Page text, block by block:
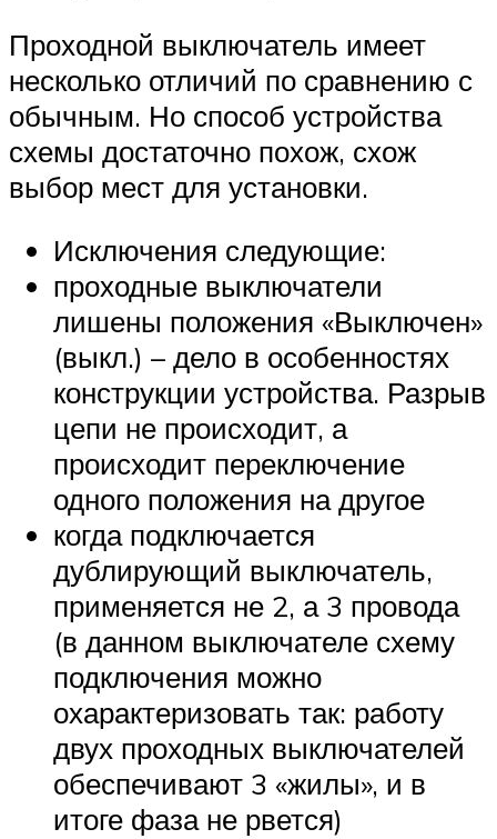
Проходной выключатель имеет
несколько отличий по сравнению с
обычным. Но способ устройства
схемы достаточно похож, схож
выбор мест для установки.
Исключения следующие:
проходные выключатели
лишены положения «Выключен»
(выкл.) – дело в особенностях
конструкции устройства. Разрыв
цепи не происходит, а
происходит переключение
одного положения на другое
когда подключается
дублирующий выключатель,
применяется не 2, а 3 провода
(в данном выключателе схему
подключения можно
охарактеризовать так: работу
двух проходных выключателей
обеспечивают 3 «жилы», и в
итоге фаза не рвется)